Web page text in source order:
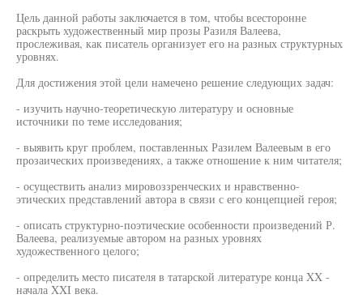
Цель данной работы заключается в том, чтобы всесторонне
раскрыть художественный мир прозы Разиля Валеева,
прослеживая, как писатель организует его на разных структурных
уровнях.
Для достижения этой цели намечено решение следующих задач:
- изучить научно-теоретическую литературу и основные
источники по теме исследования;
- выявить круг проблем, поставленных Разилем Валеевым в его
прозаических произведениях, а также отношение к ним читателя;
- осуществить анализ мировоззренческих и нравственно-
этических представлений автора в связи с его концепцией героя;
- описать структурно-поэтические особенности произведений Р.
Валеева, реализуемые автором на разных уровнях
художественного целого;
- определить место писателя в татарской литературе конца XX -
начала XXI века.